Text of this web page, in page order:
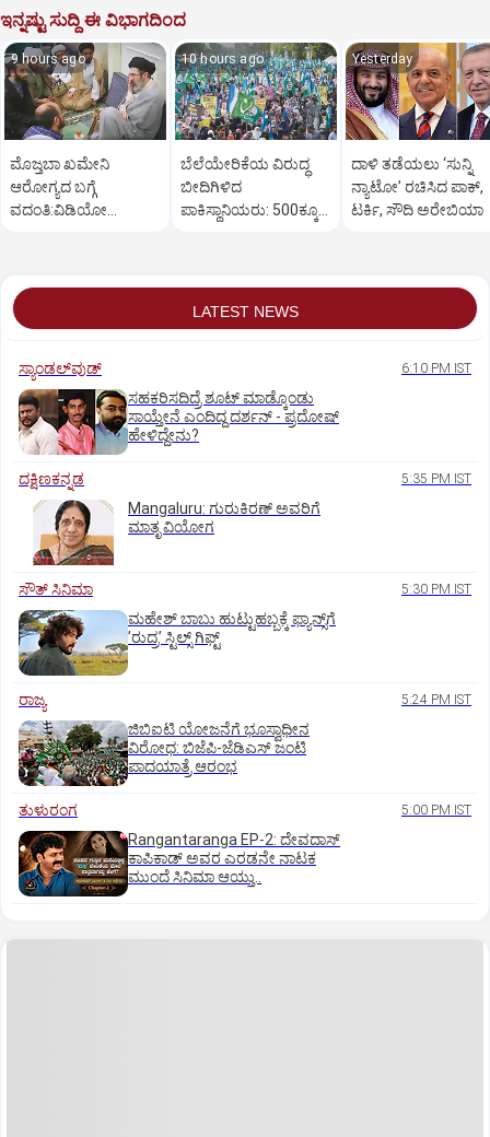
ಇನ್ನಷ್ಟು ಸುದ್ದಿ ಈ ವಿಭಾಗದಿಂದ
9 hours ago
ಮೊಜ್ತಬಾ ಖಮೇನಿ
ಆರೋಗ್ಯದ ಬಗ್ಗೆ
ವದಂತಿ:ವಿಡಿಯೋ
10 hours ago
ಬೆಲೆಯೇರಿಕೆಯ ವಿರುದ್ಧ
ಬೀದಿಗಿಳಿದ
ಪಾಕಿಸ್ಥಾನಿಯರು: ‌500ಕ್ಕೂ
Yesterday
ದಾಳಿ ತಡೆಯಲು ‘ಸುನ್ನಿ
ನ್ಯಾಟೋ’ ರಚಿಸಿದ ಪಾಕ್‌,
ಟರ್ಕಿ, ಸೌದಿ ಅರೇಬಿಯಾ
LATEST NEWS
ಸ್ಯಾಂಡಲ್‌ವುಡ್‌ 6:10 PM IST
ಸಹಕರಿಸದಿದ್ರೆ ಶೂಟ್‌ ಮಾಡ್ಕೊಂಡು
ಸಾಯ್ತೇನೆ ಎಂದಿದ್ದ ದರ್ಶನ್‌ - ಪ್ರದೋಷ್‌
ಹೇಳಿದ್ದೇನು?
ದಕ್ಷಿಣಕನ್ನಡ 5:35 PM IST
Mangaluru: ಗುರುಕಿರಣ್ ಅವರಿಗೆ
ಮಾತೃ ವಿಯೋಗ
ಸೌತ್‌ ಸಿನಿಮಾ 5:30 PM IST
ಮಹೇಶ್‌ ಬಾಬು ಹುಟ್ಟುಹಬ್ಬಕ್ಕೆ ಫ್ಯಾನ್ಸ್‌ಗೆ
ʼರುದ್ರʼ ಸ್ಟಿಲ್ಸ್‌ ಗಿಫ್ಟ್
ರಾಜ್ಯ 5:24 PM IST
ಜಿಬಿಐಟಿ ಯೋಜನೆಗೆ ಭೂಸ್ವಾಧೀನ
ವಿರೋಧ: ಬಿಜೆಪಿ-ಜೆಡಿಎಸ್‌ ಜಂಟಿ
ಪಾದಯಾತ್ರೆ ಆರಂಭ
ತುಳುರಂಗ 5:00 PM IST
Rangantaranga EP-2: ದೇವದಾಸ್
ಕಾಪಿಕಾಡ್‌ ಅವರ ಎರಡನೇ ನಾಟಕ
ಮುಂದೆ ಸಿನಿಮಾ ಆಯ್ತು..